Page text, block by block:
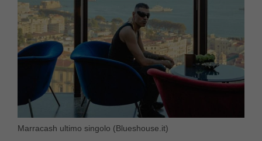
Marracash ultimo singolo (Blueshouse.it)